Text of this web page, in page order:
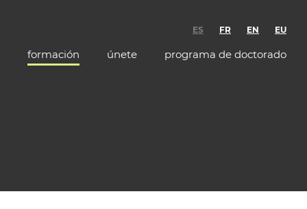
ES FR EN EU
formación únete programa de doctorado